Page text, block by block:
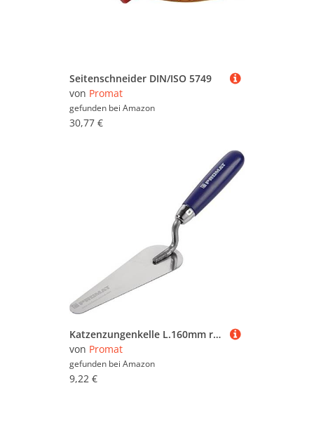
Seitenschneider DIN/ISO 5749
von Promat
gefunden bei Amazon
30,77 €
Katzenzungenkelle L.160mm rostfrei
von Promat
gefunden bei Amazon
9,22 €